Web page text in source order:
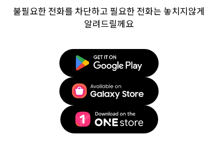
불필요한 전화를 차단하고 필요한 전화는 놓치지않게
알려드릴께요